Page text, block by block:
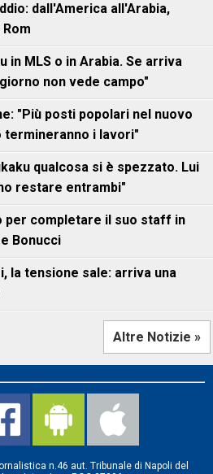
dall'America all'Arabia,
in MLS o in Arabia. Se arriva
non vede campo"
"Più posti popolari nel nuovo
termineranno i lavori"
qualcosa si è spezzato. Lui
restare entrambi"
per completare il suo staff in
Bonucci
la tensione sale: arriva una
Altre Notizie »
n.46 aut. Tribunale di Napoli del